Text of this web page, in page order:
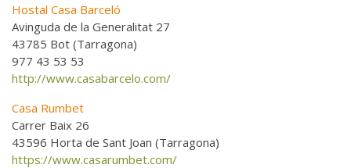
Hostal Casa Barceló
Avinguda de la Generalitat 27
43785 Bot (Tarragona)
977 43 53 53
http://www.casabarcelo.com/
Casa Rumbet
Carrer Baix 26
43596 Horta de Sant Joan (Tarragona)
https://www.casarumbet.com/